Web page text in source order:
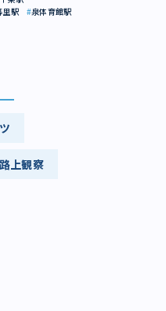
里駅
泉体育館駅
上観察